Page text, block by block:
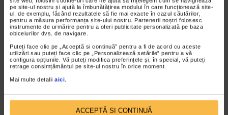
pe site-ul nostru și ajută la îmbunătățirea modului în care funcționează site-
ul, de exemplu, făcând rezultatele să fie mai exacte în cazul căutărilor,
pentru a măsura performanța site-ului nostru. Partenerii noștri folosesc
instrumente de urmărire pentru a oferi publicitate personalizată pe baza
obiceiurilor dvs. de navigare.
Puteți face clic pe „Acceptă si continuă” pentru a fi de acord cu aceste
utilizări sau puteți face clic pe „Personalizează setările” pentru a vă
configura opțiunile. Vă puteți modifica preferințele și, în special, vă puteți
retrage consimțământul pe site-ul nostru în orice moment.
Mai multe detalii aici.
ACCEPTĂ SI CONTINUĂ
ALTE MATERIALE
Largim scena Ateneul Roman
16/09/2014
Largim scena Ateneul Roman: concertele si recitalurile din
Concursul Enescu vor putea fi ascultate gratuit si pe un